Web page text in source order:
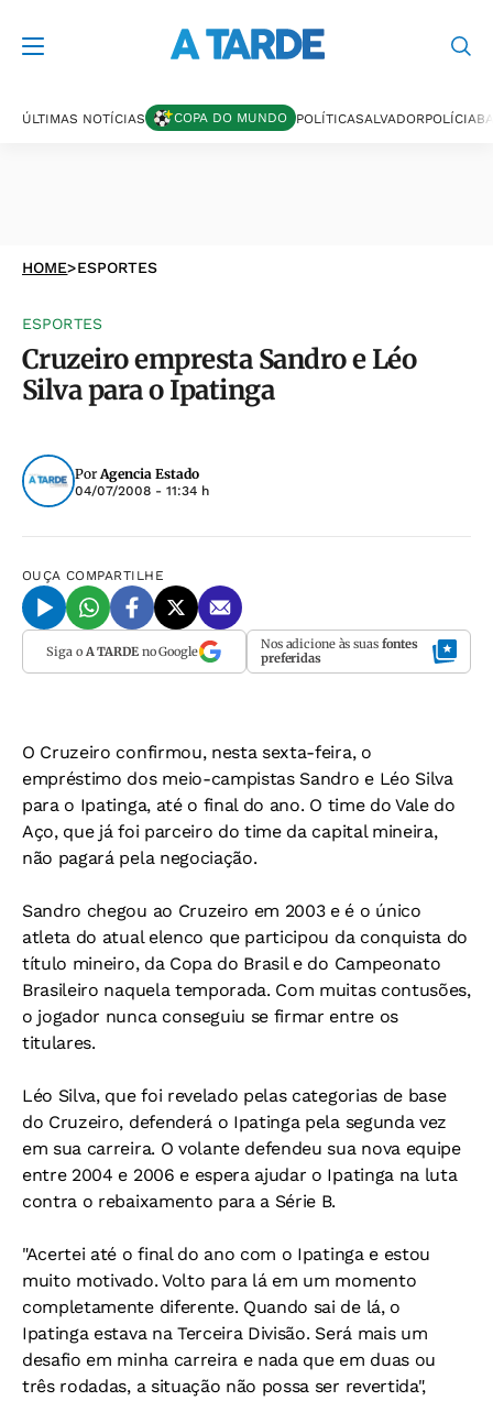
ÚLTIMAS NOTÍCIAS COPA DO MUNDO POLÍTICASALVADORPOLÍCIA
HOME>ESPORTES
ESPORTES
Cruzeiro empresta Sandro e Léo
Silva para o Ipatinga
PorAgencia Estado
04/07/2008 - 11:34 h
OUÇA COMPARTILHE
Siga o A TARDEno Google Nos adicione às suas fontes
preferidas
O Cruzeiro confirmou, nesta sexta-feira, o
empréstimo dos meio-campistas Sandro e Léo Silva
para o Ipatinga, até o final do ano. O time do Vale do
Aço, que já foi parceiro do time da capital mineira,
não pagará pela negociação.
Sandro chegou ao Cruzeiro em 2003 e é o único
atleta do atual elenco que participou da conquista do
título mineiro, da Copa do Brasil e do Campeonato
Brasileiro naquela temporada. Com muitas contusões,
o jogador nunca conseguiu se firmar entre os
titulares.
Léo Silva, que foi revelado pelas categorias de base
do Cruzeiro, defenderá o Ipatinga pela segunda vez
em sua carreira. O volante defendeu sua nova equipe
entre 2004 e 2006 e espera ajudar o Ipatinga na luta
contra o rebaixamento para a Série B.
"Acertei até o final do ano com o Ipatinga e estou
muito motivado. Volto para lá em um momento
completamente diferente. Quando sai de lá, o
Ipatinga estava na Terceira Divisão. Será mais um
desafio em minha carreira e nada que em duas ou
três rodadas, a situação não possa ser revertida",